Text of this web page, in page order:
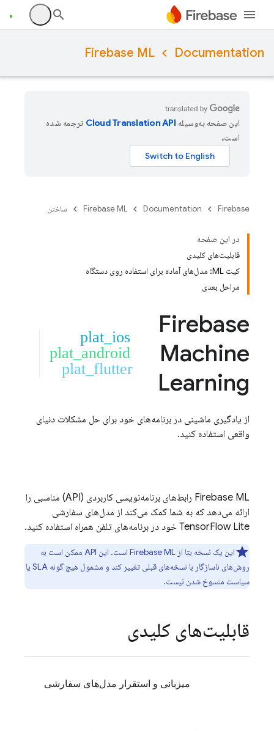
Documentation
Firebase ML
این صفحه به‌وسیله
ترجمه شده
است.
Firebase
Documentation
Firebase ML ساختن
در این صفحه
قابلیت‌های کلیدی
کیت ML: مدل‌های آماده برای استفاده روی دستگاه
مراحل بعدی
Firebase
Machine
Learning
plat_ios
plat_android
plat_flutter
از یادگیری ماشینی در برنامه‌های خود برای حل مشکلات دنیای
واقعی استفاده کنید.
Firebase ML
رابط‌های برنامه‌نویسی کاربردی (API) مناسبی را
ارائه می‌دهد که به شما کمک می‌کند از مدل‌های سفارشی
TensorFlow Lite خود در برنامه‌های تلفن همراه استفاده کنید.
این یک نسخه بتا از Firebase ML
است. این API ممکن است به
روش‌های ناسازگار با نسخه‌های قبلی تغییر کند و مشمول هیچ گونه SLA یا
سیاست منسوخ شدن نیست.
قابلیت‌های کلیدی
میزبانی و استقرار مدل‌های سفارشی